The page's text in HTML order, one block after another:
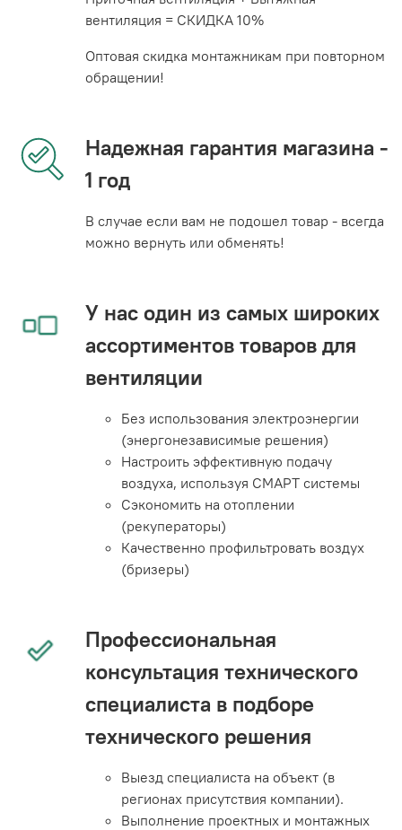
вентиляция = СКИДКА 10%
Оптовая скидка монтажникам при повторном
обращении!
Надежная гарантия магазина -
1 год
В случае если вам не подошел товар - всегда
можно вернуть или обменять!
У нас один из самых широких
ассортиментов товаров для
вентиляции
Без использования электроэнергии
(энергонезависимые решения)
Настроить эффективную подачу
воздуха, используя СМАРТ системы
Сэкономить на отоплении
(рекуператоры)
Качественно профильтровать воздух
(бризеры)
Профессиональная
консультация технического
специалиста в подборе
технического решения
Выезд специалиста на объект (в
регионах присутствия компании).
Выполнение проектных и монтажных